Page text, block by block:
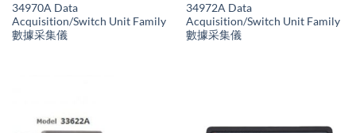
34970A Data
Acquisition/Switch Unit Family
數據采集儀
34972A Data
Acquisition/Switch Unit Family
數據采集儀